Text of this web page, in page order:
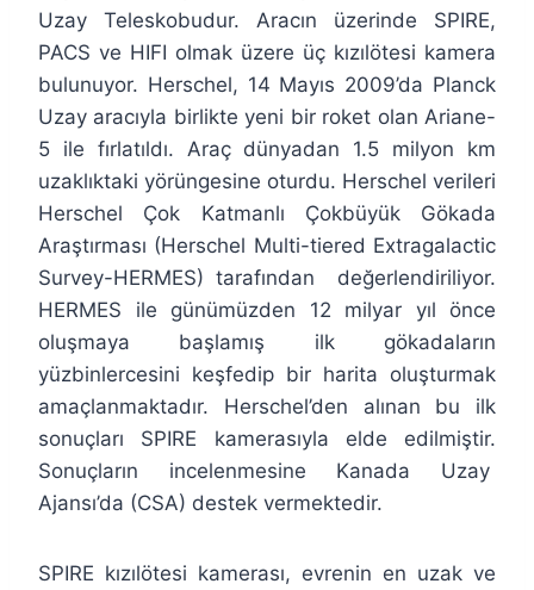
Uzay Teleskobudur. Aracın üzerinde SPIRE,
PACS ve HIFI olmak üzere üç kızılötesi kamera
bulunuyor. Herschel, 14 Mayıs 2009’da Planck
Uzay aracıyla birlikte yeni bir roket olan Ariane-
5 ile fırlatıldı. Araç dünyadan 1.5 milyon km
uzaklıktaki yörüngesine oturdu. Herschel verileri
Herschel Çok Katmanlı Çokbüyük Gökada
Araştırması (Herschel Multi-tiered Extragalactic
Survey-HERMES) tarafından değerlendiriliyor.
HERMES ile günümüzden 12 milyar yıl önce
oluşmaya başlamış ilk gökadaların
yüzbinlercesini keşfedip bir harita oluşturmak
amaçlanmaktadır. Herschel’den alınan bu ilk
sonuçları SPIRE kamerasıyla elde edilmiştir.
Sonuçların incelenmesine Kanada Uzay
Ajansı’da (CSA) destek vermektedir.
SPIRE kızılötesi kamerası, evrenin en uzak ve